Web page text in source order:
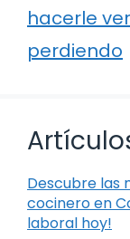
hacerle
perdiendo
Descubre las
cocinero en
laboral hoy!